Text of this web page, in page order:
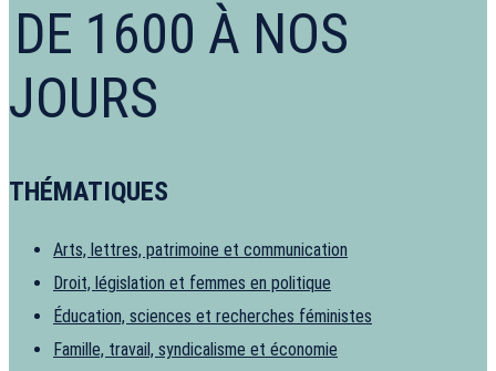
DE 1600 À NOS
JOURS
THÉMATIQUES
Arts, lettres, patrimoine et communication
Droit, législation et femmes en politique
Éducation, sciences et recherches féministes
Famille, travail, syndicalisme et économie